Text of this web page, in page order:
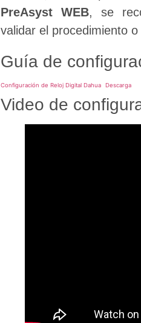
PreAsyst WEB, se
validar el procedimiento
Guía de
Configuración de Reloj Digital Dahua Descarga
Video de